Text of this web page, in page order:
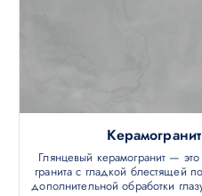
Глянцевый керамогранит —
гранита с гладкой блестящей
дополнительной обработки